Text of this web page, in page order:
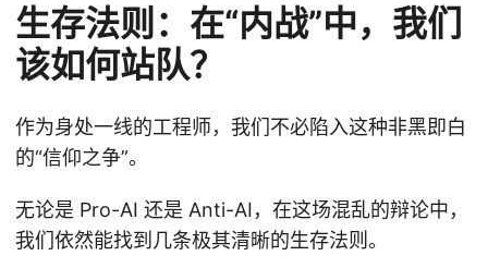
生存法则：在“内战”中，我们
该如何站队？
作为身处一线的工程师，我们不必陷入这种非黑即白
的“信仰之争”。
无论是 Pro-AI 还是 Anti-AI，在这场混乱的辩论中，
我们依然能找到几条极其清晰的生存法则。